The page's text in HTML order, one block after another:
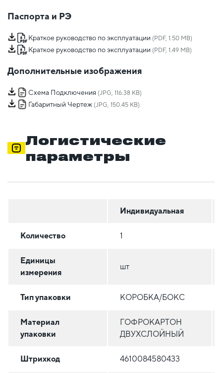
Паспорта и РЭ
Краткое руководство по эксплуатации (PDF, 1.50 MB)
Краткое руководство по эксплуатации (PDF, 1.49 MB)
Дополнительные изображения
Схема Подключения (JPG, 116.38 KB)
Габаритный Чертеж (JPG, 150.45 KB)
Логистические
параметры
Индивидуальная
Количество 1
Единицы
измерения
шт
Тип упаковки КОРОБКА/БОКС
Материал
упаковки
ГОФРОКАРТОН
ДВУХСЛОЙНЫЙ
Штрихкод 4610084580433